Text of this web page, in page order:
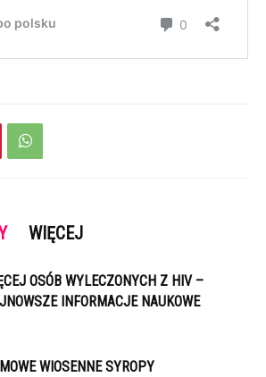
WIĘCEJ
OSÓB WYLECZONYCH Z HIV –
INFORMACJE NAUKOWE
WIOSENNE SYROPY